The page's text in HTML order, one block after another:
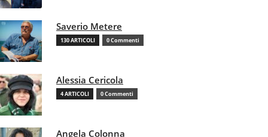
Saverio Metere
130 ARTICOLI 0 Commenti
Alessia Cericola
4 ARTICOLI 0 Commenti
Angela Colonna